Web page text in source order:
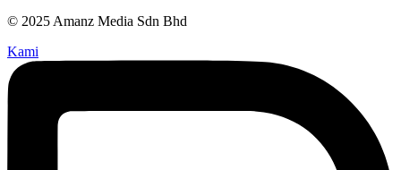
© 2025 Amanz Media Sdn Bhd
Kami